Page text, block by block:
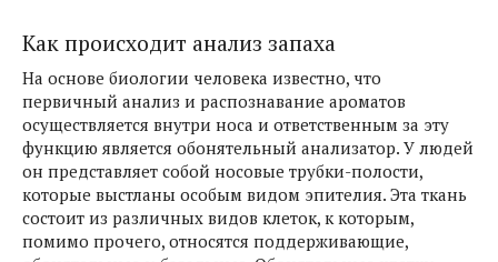
Как происходит анализ запаха
На основе биологии человека известно, что
первичный анализ и распознавание ароматов
осуществляется внутри носа и ответственным за эту
функцию является обонятельный анализатор. У людей
он представляет собой носовые трубки-полости,
которые выстланы особым видом эпителия. Эта ткань
состоит из различных видов клеток, к которым,
помимо прочего, относятся поддерживающие,